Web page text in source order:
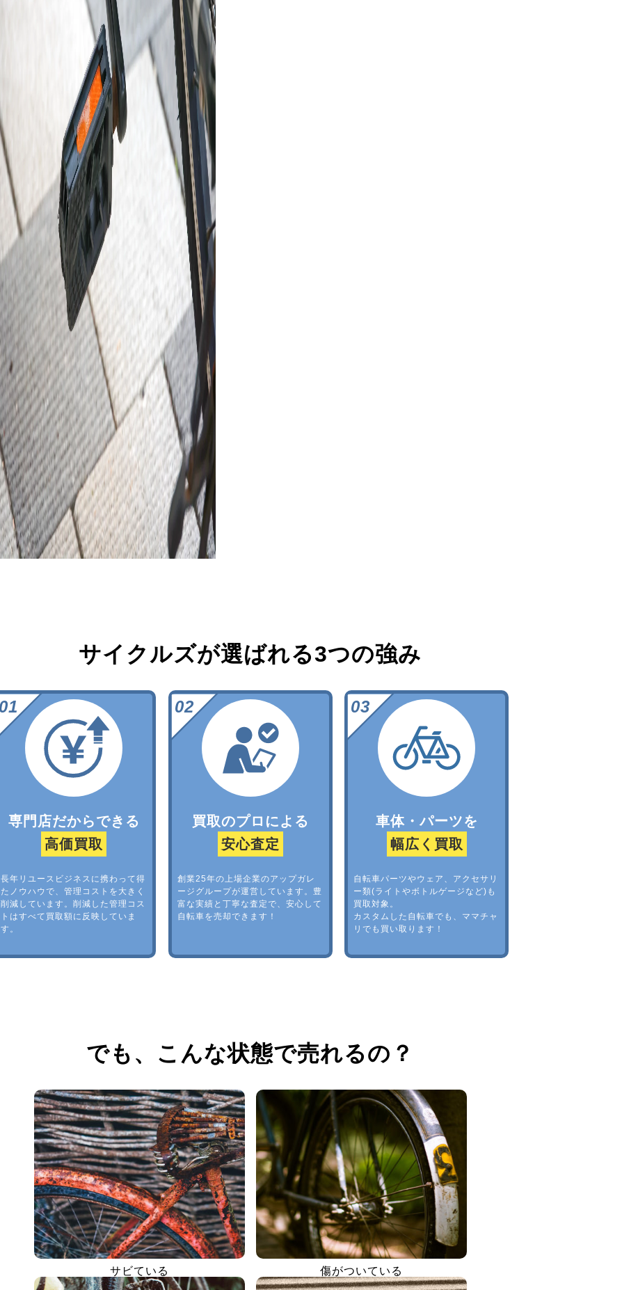
サイクルズが選ばれる3つの強み
専門店だからできる
高価買取
長年リユースビジネスに携わって得
たノウハウで、管理コストを大きく
削減しています。削減した管理コス
トはすべて買取額に反映していま
す。
買取のプロによる
安心査定
創業25年の上場企業のアップガレ
ージグループが運営しています。豊
富な実績と丁寧な査定で、安心して
自転車を売却できます！
車体・パーツを
幅広く買取
自転車パーツやウェア、アクセサリ
ー類(ライトやボトルゲージなど)も
買取対象。
カスタムした自転車でも、ママチャ
リでも買い取ります！
でも、 こんな状態で売れるの？
サビている 傷がついている